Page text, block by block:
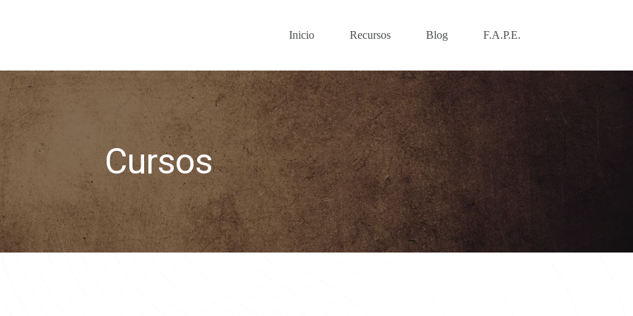
Inicio Recursos Blog F.A.P.E.
Cursos